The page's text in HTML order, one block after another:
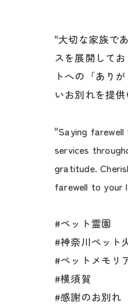
"大切な家族で
スを展開して
トへの「あり
いお別れを提
"Saying
services
gratitude.
farewell to your
#ペット霊園
#神奈川ペット
#ペットメモリ
#横須賀
#感謝のお別れ